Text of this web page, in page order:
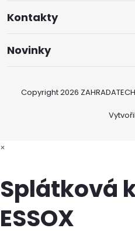
Kontakty
Novinky
Copyright 2026 ZAHRADATECH
×
Splátková
ESSOX